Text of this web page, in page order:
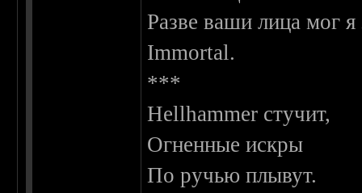
Разве ваши лица мог я
Immortal.
***
Hellhammer стучит,
Огненные искры
По ручью плывут.